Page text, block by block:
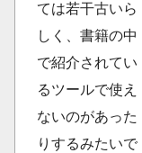
ては若干古いら
しく、書籍の中
で紹介されてい
るツールで使え
ないのがあった
りするみたいで